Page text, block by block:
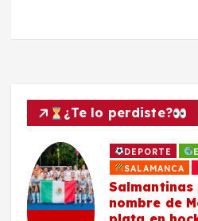
¿Te lo perdiste?
DEPORTE
SALAMANCA
Salmantinas
nombre de